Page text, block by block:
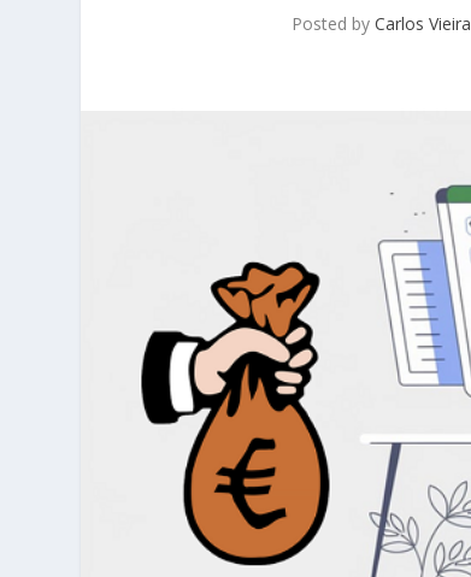
Posted byCarlos Vieira